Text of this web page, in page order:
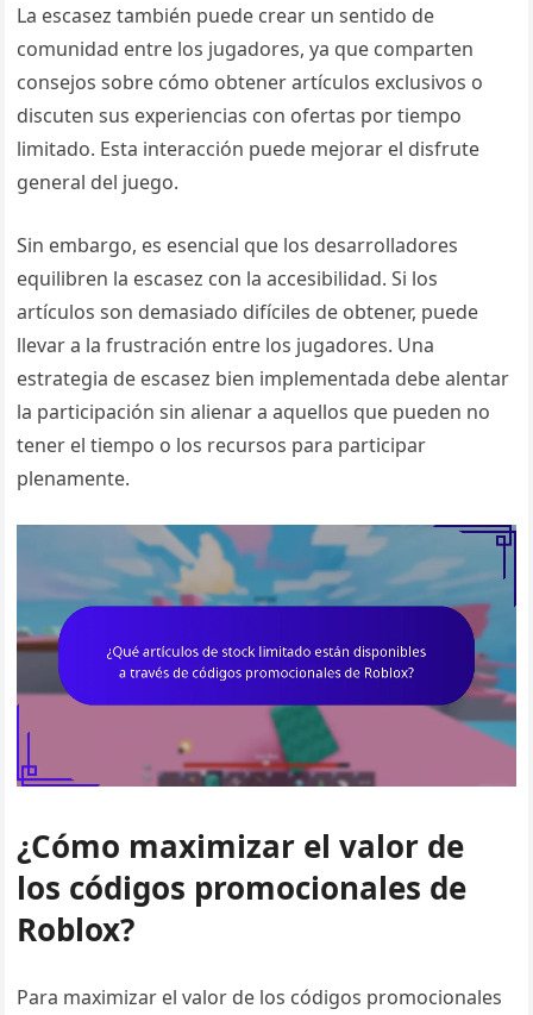
La escasez también puede crear un sentido de
comunidad entre los jugadores, ya que comparten
consejos sobre cómo obtener artículos exclusivos o
discuten sus experiencias con ofertas por tiempo
limitado. Esta interacción puede mejorar el disfrute
general del juego.
Sin embargo, es esencial que los desarrolladores
equilibren la escasez con la accesibilidad. Si los
artículos son demasiado difíciles de obtener, puede
llevar a la frustración entre los jugadores. Una
estrategia de escasez bien implementada debe alentar
la participación sin alienar a aquellos que pueden no
tener el tiempo o los recursos para participar
plenamente.
¿Cómo maximizar el valor de
los códigos promocionales de
Roblox?
Para maximizar el valor de los códigos promocionales